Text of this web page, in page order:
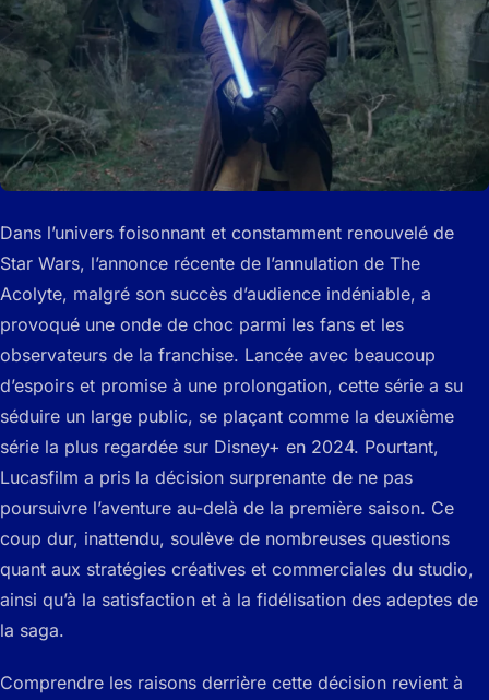
Dans l’univers foisonnant et constamment renouvelé de
Star Wars, l’annonce récente de l’annulation de The
Acolyte, malgré son succès d’audience indéniable, a
provoqué une onde de choc parmi les fans et les
observateurs de la franchise. Lancée avec beaucoup
d’espoirs et promise à une prolongation, cette série a su
séduire un large public, se plaçant comme la deuxième
série la plus regardée sur Disney+ en 2024. Pourtant,
Lucasfilm a pris la décision surprenante de ne pas
poursuivre l’aventure au-delà de la première saison. Ce
coup dur, inattendu, soulève de nombreuses questions
quant aux stratégies créatives et commerciales du studio,
ainsi qu’à la satisfaction et à la fidélisation des adeptes de
la saga.
Comprendre les raisons derrière cette décision revient à